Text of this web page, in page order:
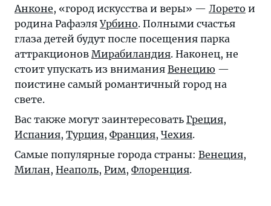
Анконе, «город искусства и веры» — Лорето и
родина Рафаэля Урбино. Полными счастья
глаза детей будут после посещения парка
аттракционов Мирабиландия. Наконец, не
стоит упускать из внимания Венецию —
поистине самый романтичный город на
свете.
Вас также могут заинтересовать Греция,
Испания, Турция, Франция, Чехия.
Самые популярные города страны: Венеция,
Милан, Неаполь, Рим, Флоренция.